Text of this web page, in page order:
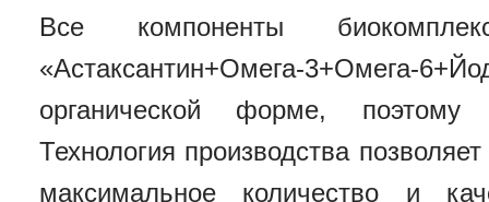
Все компоненты
«Астаксантин+Омега-
органической форме,
Технология производства
максимальное количество и